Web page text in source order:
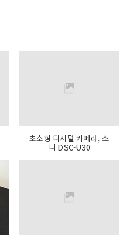
초소형 디지털 카메라, 소
니 DSC-U30